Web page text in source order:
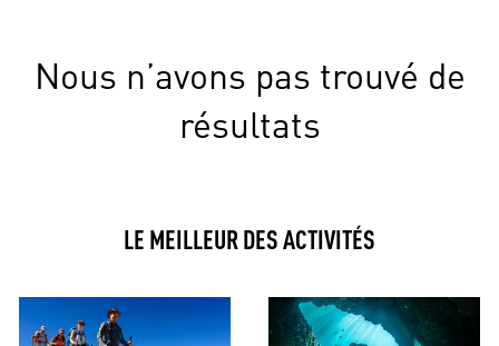
Nous n’avons pas trouvé de
résultats
LE MEILLEUR DES ACTIVITÉS